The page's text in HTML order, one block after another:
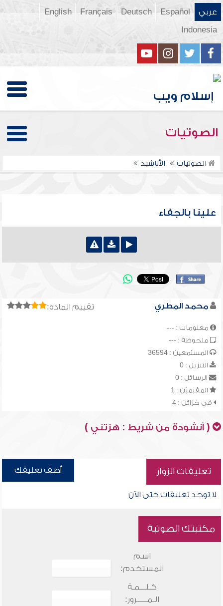
عربي Español
Deutsch
Français
English
Indonesia
الصوتيات
الصوتيات الأناشيد
علينا بالجفاء
تقييم المادة: محمد المطري
معلومات : ---
ملحوظة : ---
المستمعين : 36594
التنزيل : 0
الرسائل : 0
المقيميّن : 1
في خزائن : 4
( أنشودة من شريط : هزتني )
تعليقات الزوار أضف تعليقك
لا توجد تعليقات حتى الآن
مكتبتك الصوتية
اسم
المستخدم:
كـلـــمـة
الـمـــــرور: